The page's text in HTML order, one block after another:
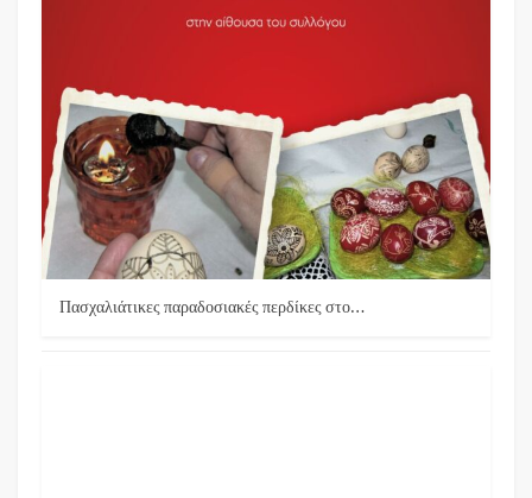
Πασχαλιάτικες παραδοσιακές περδίκες στο…